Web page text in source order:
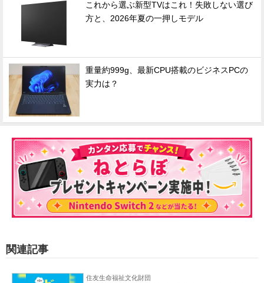
これから選ぶ新型TVはこれ！失敗しない選び
方と、2026年夏の一押しモデル
重量約999g、最新CPU搭載のビジネスPCの
実力は？
関連記事
住友生命福祉文化財団